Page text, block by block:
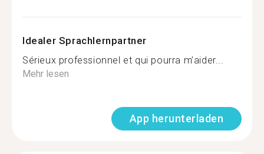
Idealer Sprachlernpartner
Sérieux professionnel et qui pourra m’aider...
Mehr lesen
App herunterladen